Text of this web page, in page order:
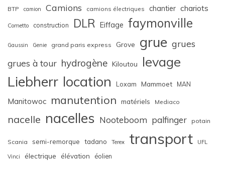
BTP camion Camions camions électriques chantier chariots
Cometto construction DLR Eiffage faymonville
Gaussin Genie grand paris express Grove grue grues
grues à tour hydrogène Kiloutou levage
Liebherr location Loxam Mammoet MAN
Manitowoc manutention matériels Mediaco
nacelle nacelles Nooteboom palfinger potain
Scania semi-remorque tadano Terex transport UFL
Vinci électrique élévation éolien